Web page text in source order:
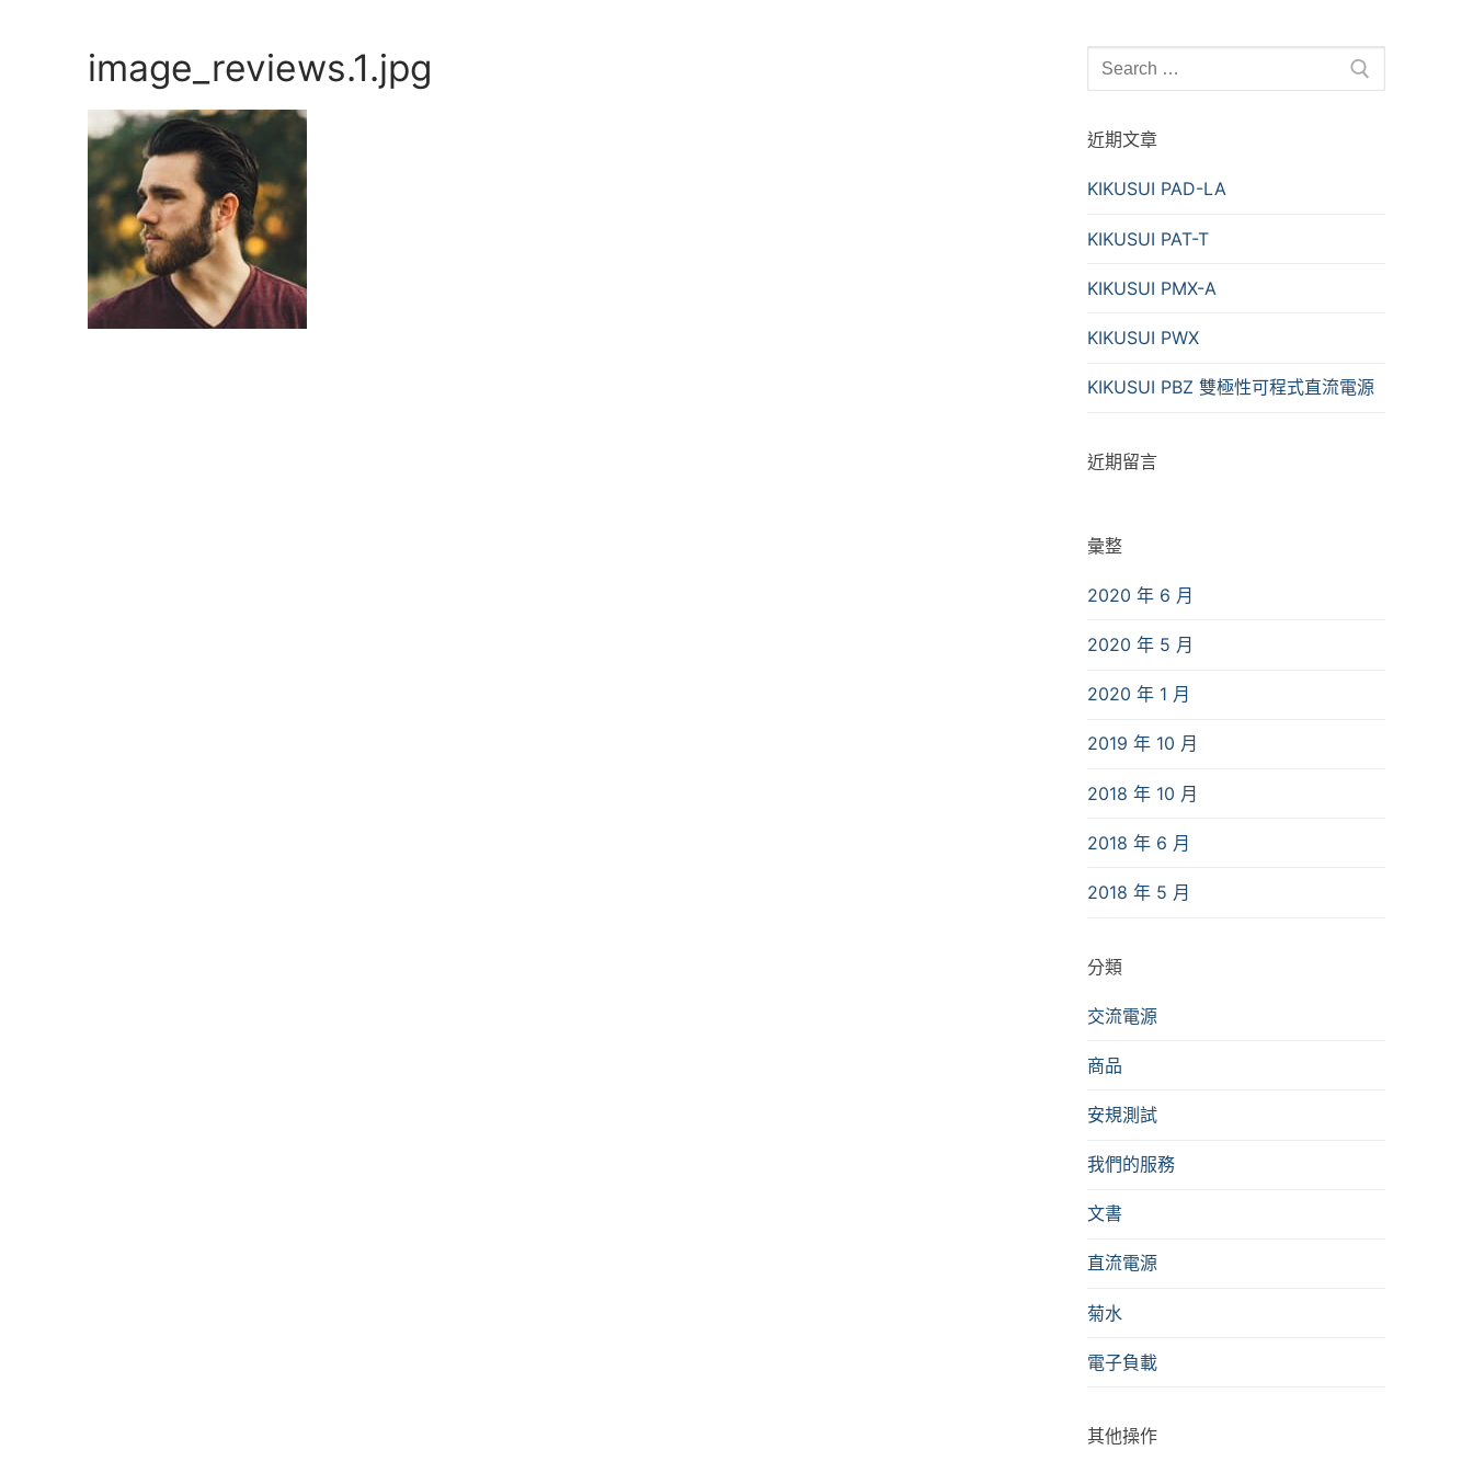
image_reviews.1.jpg
Search
for:
近期文章
KIKUSUI PAD-LA
KIKUSUI PAT-T
KIKUSUI PMX-A
KIKUSUI PWX
KIKUSUI PBZ 雙極性可程式直流電源
近期留言
彙整
2020 年 6 月
2020 年 5 月
2020 年 1 月
2019 年 10 月
2018 年 10 月
2018 年 6 月
2018 年 5 月
分類
交流電源
商品
安規測試
我們的服務
文書
直流電源
菊水
電子負載
其他操作